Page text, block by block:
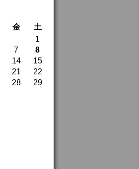
金 土
1
7
8
14
15
21
22
28
29